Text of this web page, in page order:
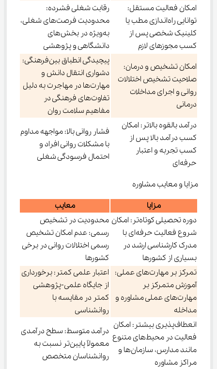
امکان فعالیت مستقل:
توانایی راه‌اندازی مطب یا
کلینیک شخصی پس از
کسب مجوزهای لازم
رقابت شغلی فشرده:
محدودیت فرصت‌های شغلی،
به‌ویژه در بخش‌های
دانشگاهی و پژوهشی
امکان تشخیص و درمان:
صلاحیت تشخیص اختلالات
روانی و اجرای مداخلات
درمانی
پیچیدگی انطباق بین‌فرهنگی:
دشواری انتقال دانش و
مهارت‌ها در مهاجرت به دلیل
تفاوت‌های فرهنگی در
مفاهیم سلامت روان
درآمد بالقوه بالاتر: امکان
کسب درآمد بالا پس از
کسب تجربه و اعتبار
حرفه‌ای
فشار روانی بالا: مواجهه مداوم
با مشکلات روانی افراد و
احتمال فرسودگی شغلی
مزایا و معایب مشاوره
مزایا
معایب
دوره تحصیلی کوتاه‌تر: امکان
شروع فعالیت حرفه‌ای با
مدرک کارشناسی ارشد در
بسیاری از کشورها
محدودیت در تشخیص
رسمی: عدم امکان تشخیص
رسمی اختلالات روانی در برخی
کشورها
تمرکز بر مهارت‌های عملی:
آموزش متمرکز بر
مهارت‌های عملی مشاوره و
مداخله
اعتبار علمی کمتر: برخورداری
از جایگاه علمی-پژوهشی
کمتر در مقایسه با
روانشناسی
انعطاف‌پذیری بیشتر: امکان
فعالیت در محیط‌های متنوع
مانند مدارس، سازمان‌ها و
مراکز مشاوره
درآمد متوسط: سطح درآمدی
معمولاً پایین‌تر نسبت به
روانشناسان متخصص